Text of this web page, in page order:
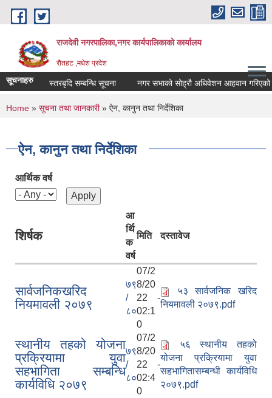
Skip to main content
राजदेवी नगरपालिका,नगर कार्यपालिकाको कार्यालय
रौतहट ,मधेश प्रदेश
सूचनाहरु स्तरबृदि सम्बन्धि सूचना नगर सभाको सोह्रौ अधिवेशन आहवान गरिएको बारे
You are here
Home » सूचना तथा जानकारी» ऐन, कानुन तथा निर्देशिका
ऐन, कानुन तथा निर्देशिका
आर्थिक वर्ष
शिर्षक
आ
र्थि
क
वर्ष
मिति दस्तावेज
सार्वजनिकखरिद
नियमावली २०७९
७९
/
८०
07/2
8/20
22 -
02:1
0
५३ सार्वजनिक खरिद
नियमावली २०७९.pdf
स्थानीय तहको योजना
प्रक्रियामा युवा
सहभागिता सम्बन्धि
कार्यविधि २०७९
७९
/
८०
07/2
8/20
22 -
02:4
0
५६ स्थानीय तहको
योजना प्रक्रियामा युवा
सहभागितासम्बन्धी कार्यविधि
२०७९.pdf